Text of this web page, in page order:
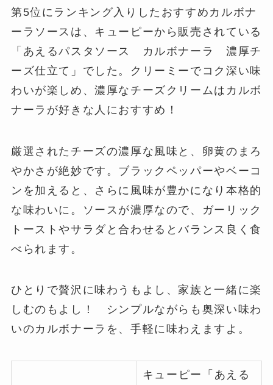
第5位にランキング入りしたおすすめカルボナ
ーラソースは、キューピーから販売されている
「あえるパスタソース カルボナーラ 濃厚チ
ーズ仕立て」でした。クリーミーでコク深い味
わいが楽しめ、濃厚なチーズクリームはカルボ
ナーラが好きな人におすすめ！
厳選されたチーズの濃厚な風味と、卵黄のまろ
やかさが絶妙です。ブラックペッパーやベーコ
ンを加えると、さらに風味が豊かになり本格的
な味わいに。ソースが濃厚なので、ガーリック
トーストやサラダと合わせるとバランス良く食
べられます。
ひとりで贅沢に味わうもよし、家族と一緒に楽
しむのもよし！ シンプルながらも奥深い味わ
いのカルボナーラを、手軽に味わえますよ。
キューピー「あえる